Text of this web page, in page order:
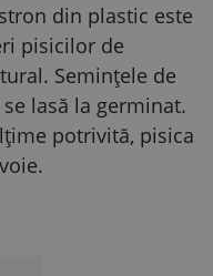
din plastic este
pisicilor de
Semințele de
lasă la germinat.
potrivită, pisica